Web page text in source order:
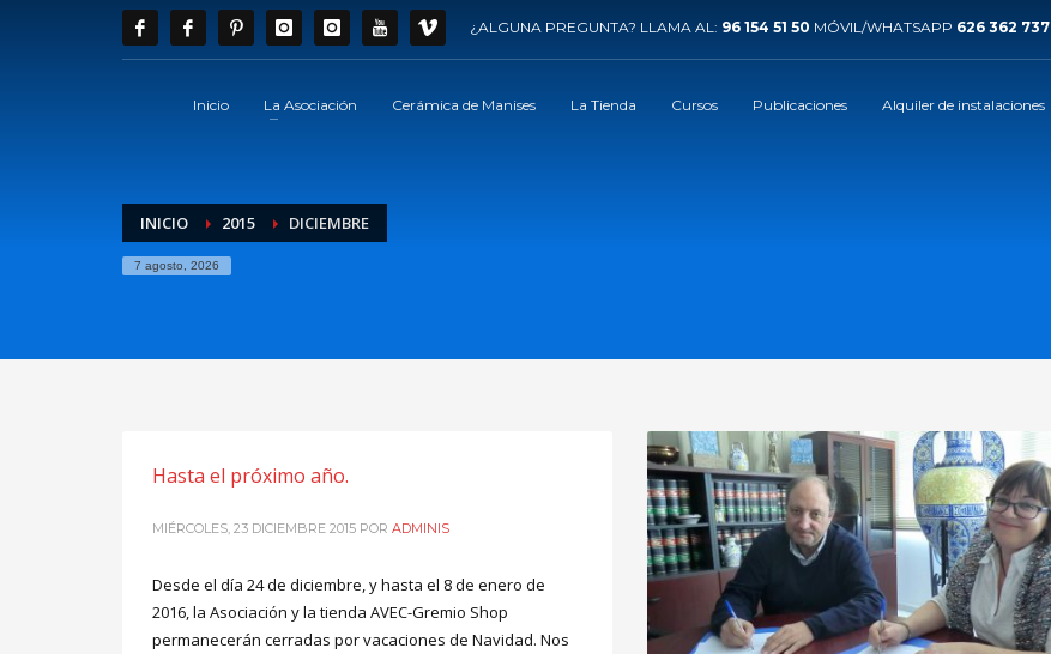
¿ALGUNA PREGUNTA? LLAMA AL: 96 154 51 50 MÓVIL/WHATSAPP 626 362 737
Inicio La Asociación Cerámica de Manises La Tienda Cursos Publicaciones Alquiler de instalaciones
INICIO 2015 DICIEMBRE
7 agosto, 2026
Hasta el próximo año.
MIÉRCOLES, 23 DICIEMBRE 2015 POR ADMINIS
Desde el día 24 de diciembre, y hasta el 8 de enero de
2016, la Asociación y la tienda AVEC-Gremio Shop
permanecerán cerradas por vacaciones de Navidad. Nos